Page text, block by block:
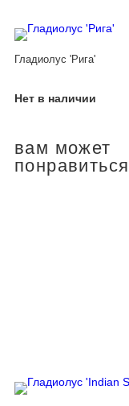
Гладиолус 'Рига'
Нет в наличии
вам может
понравиться